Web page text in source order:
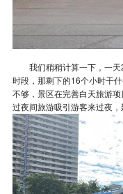
我们稍稍计算一下，一
时段，那剩下的16个小时干
不够，景区在完善白天旅游
过夜间旅游吸引游客来过夜，